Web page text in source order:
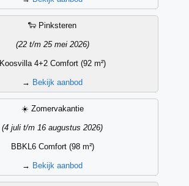
🐑 Pinksteren
(22 t/m 25 mei 2026)
Koosvilla 4+2 Comfort (92 m²)
→ Bekijk aanbod
☀️ Zomervakantie
(4 juli t/m 16 augustus 2026)
BBKL6 Comfort (98 m²)
→ Bekijk aanbod